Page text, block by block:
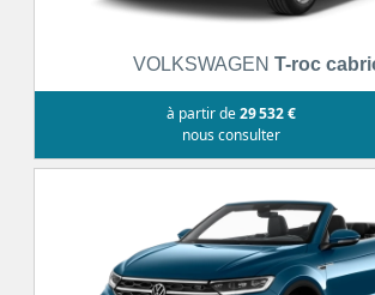
VOLKSWAGEN T-roc
à partir de29 532 €
nous consulter